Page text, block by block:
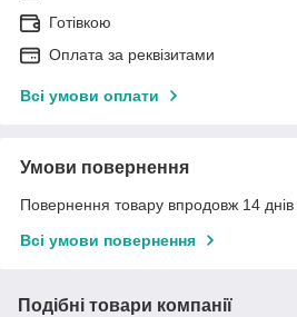
Готівкою
Оплата за реквізитами
Всі умови оплати
Умови повернення
Повернення товару впродовж 14
Всі умови повернення
Подібні товари компанії